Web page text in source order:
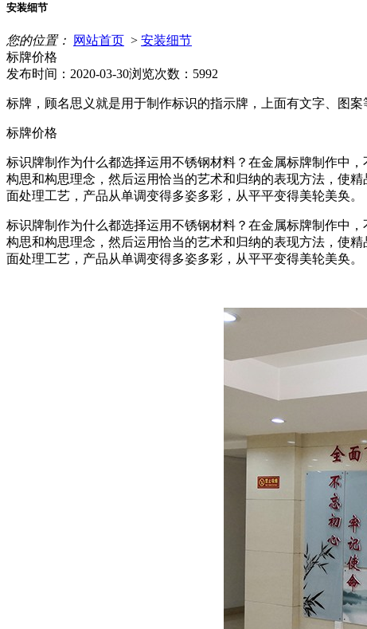
安装细节
您的位置： 网站首页 > 安装细节
标牌价格
发布时间：2020-03-30浏览次数：5992
标牌，顾名思义就是用于制作标识的指示牌，上面有文字、图
标牌价格
标识牌制作为什么都选择运用不锈钢材料？在金属标牌制作中
构思和构思理念，然后运用恰当的艺术和归纳的表现方法，使
面处理工艺，产品从单调变得多姿多彩，从平平变得美轮美奂。
标识牌制作为什么都选择运用不锈钢材料？在金属标牌制作中
构思和构思理念，然后运用恰当的艺术和归纳的表现方法，使
面处理工艺，产品从单调变得多姿多彩，从平平变得美轮美奂。